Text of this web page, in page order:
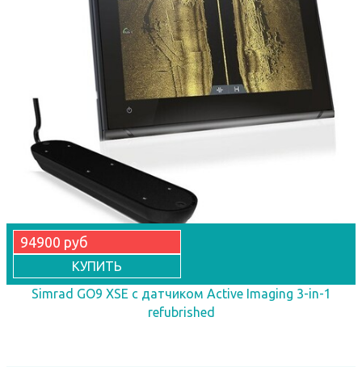
94900 руб
КУПИТЬ
Simrad GO9 XSE с датчиком Active Imaging 3-in-1
refubrished